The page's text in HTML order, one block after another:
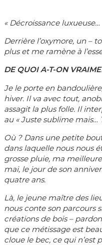
« Décroissance luxueuse…
Derrière l’oxymore, un –
plus et me ramène à
DE QUOI A-T-ON
Je le porte en
hiver. Il va avec tout,
assagit la plus folle. Il
au « Juste sublime mais…
Où ? Dans une petite
dans laquelle nous nous
grosse pluie, ma
mai, le jour de son
quatre ans.
Là, le jeune maître des
nous conte son parcours
créations de bois –
que ce métissage est
cloue le bec, ce qui n’est